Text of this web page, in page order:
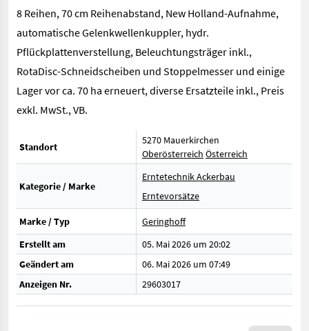
8 Reihen, 70 cm Reihenabstand, New Holland-Aufnahme,
automatische Gelenkwellenkuppler, hydr.
Pflückplattenverstellung, Beleuchtungsträger inkl.,
RotaDisc-Schneidscheiben und Stoppelmesser und einige
Lager vor ca. 70 ha erneuert, diverse Ersatzteile inkl., Preis
exkl. MwSt., VB.
Standort
5270 Mauerkirchen
Oberösterreich Österreich
Kategorie / Marke
Erntetechnik Ackerbau
Erntevorsätze
Marke / Typ
Geringhoff
Erstellt am
05. Mai 2026 um 20:02
Geändert am
06. Mai 2026 um 07:49
Anzeigen Nr.
29603017